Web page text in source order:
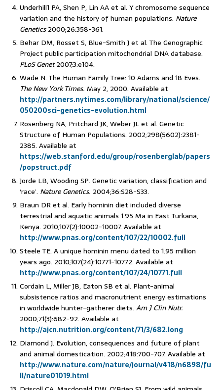
Underhill1 PA, Shen P, Lin AA et al. Y chromosome sequence
variation and the history of human populations. Nature
Genetics2000;26:358-361.
Behar DM, Rosset S, Blue-Smith J et al. The Genographic
Project public participation mitochondrial DNA database.
PLoS Genet2007;3:e104.
Wade N. The Human Family Tree: 10 Adams and 18 Eves.
The New York Times. May 2, 2000. Available at
http://partners.nytimes.com/library/national/science/
050200sci-genetics-evolution.html
Rosenberg NA, Pritchard JK, Weber JL et al. Genetic
Structure of Human Populations. 2002;298(5602):2381-
2385. Available at
https://web.stanford.edu/group/rosenberglab/papers
/popstruct.pdf
Jorde LB, Wooding SP. Genetic variation, classification and
‘race’. Nature Genetics. 2004;36:S28-S33.
Braun DR et al. Early hominin diet included diverse
terrestrial and aquatic animals 1.95 Ma in East Turkana,
Kenya. 2010;107(2):10002-10007. Available at
http://www.pnas.org/content/107/22/10002.full
Steele TE. A unique hominin menu dated to 1.95 million
years ago. 2010;107(24):10771-10772. Available at
http://www.pnas.org/content/107/24/10771.full
Cordain L, Miller JB, Eaton SB et al. Plant-animal
subsistence ratios and macronutrient energy estimations
in worldwide hunter-gatherer diets. Am J Clin Nutr.
2000;71(3):682-92. Available at
http://ajcn.nutrition.org/content/71/3/682.long
Diamond J. Evolution, consequences and future of plant
and animal domestication. 2002;418:700-707. Available at
http://www.nature.com/nature/journal/v418/n6898/fu
ll/nature01019.html